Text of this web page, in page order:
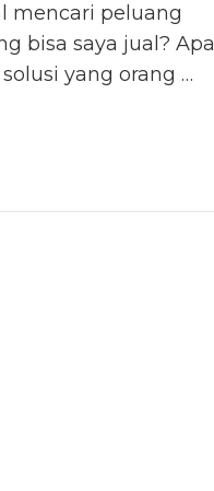
mencari peluang
bisa saya jual? Apa
yang orang …